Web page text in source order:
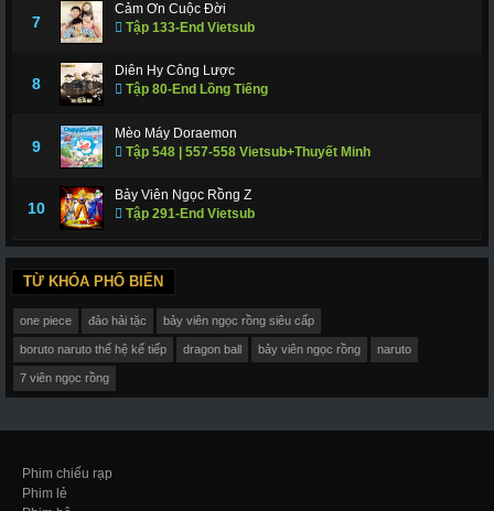
7
Cảm Ơn Cuộc Đời
Tập 133-End Vietsub
8
Diên Hy Công Lược
Tập 80-End Lồng Tiếng
9
Mèo Máy Doraemon
Tập 548 | 557-558 Vietsub+Thuyết Minh
10
Bảy Viên Ngọc Rồng Z
Tập 291-End Vietsub
TỪ KHÓA PHỔ BIẾN
one piece đảo hải tặc bảy viên ngọc rồng siêu cấp
boruto naruto thế hệ kế tiếp dragon ball bảy viên ngọc rồng naruto
7 viên ngọc rồng
Phim chiếu rạp
Phim lẻ